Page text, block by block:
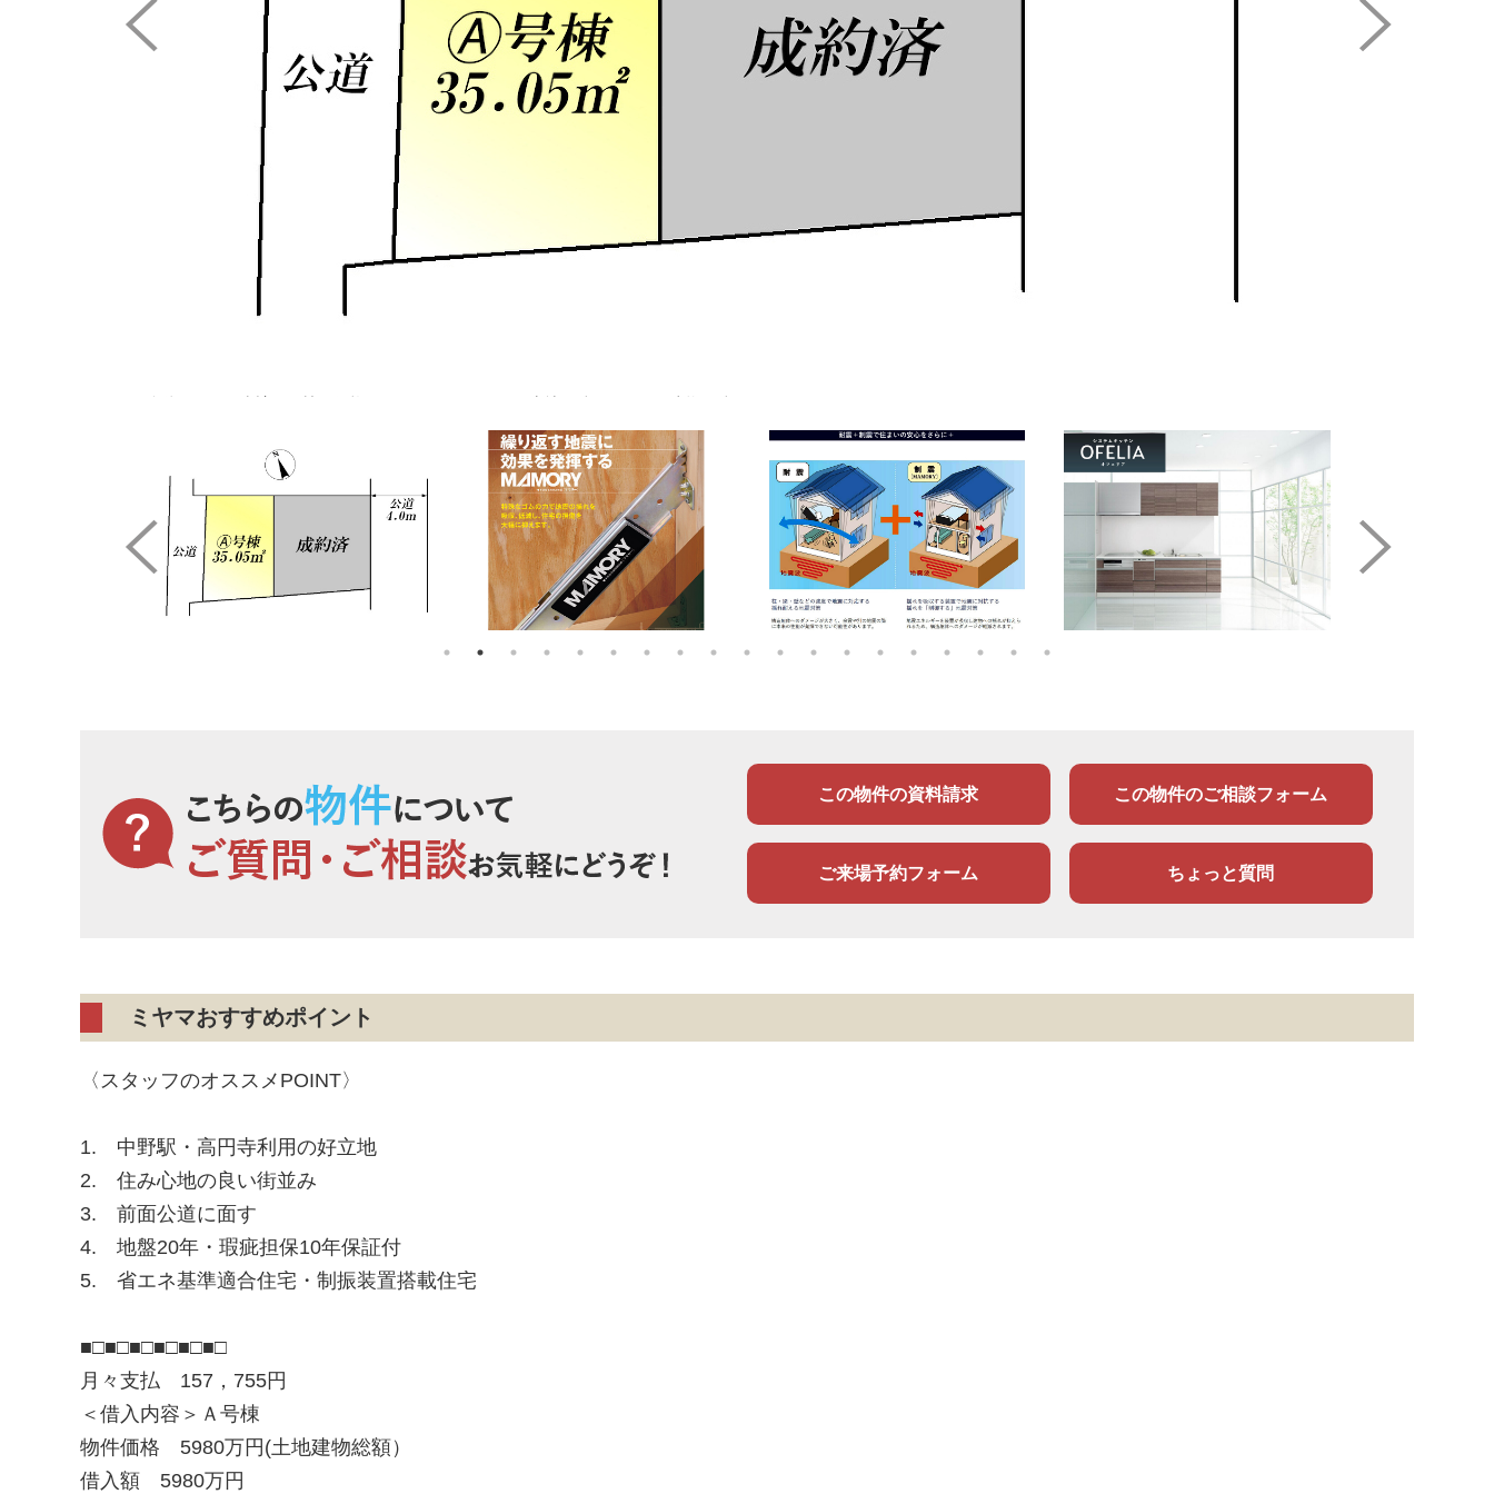
この物件の資料請求 この物件のご相談フォーム
ご来場予約フォーム ちょっと質問
ミヤマおすすめポイント
〈スタッフのオススメPOINT〉
1. 中野駅・高円寺利用の好立地
2. 住み心地の良い街並み
3. 前面公道に面す
4. 地盤20年・瑕疵担保10年保証付
5. 省エネ基準適合住宅・制振装置搭載住宅
■□■□■□■□■□■□
月々支払 157，755円
＜借入内容＞Ａ号棟
物件価格 5980万円(土地建物総額）
借入額 5980万円